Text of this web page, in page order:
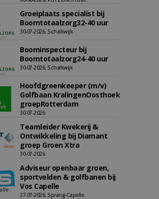
Groeiplaats specialist bij
Boomtotaalzorg32-40 uur
30-07-2026, Schalkwijk
Boominspecteur bij
Boomtotaalzorg24-40 uur
30-07-2026, Schalkwijk
Hoofdgreenkeeper (m/v)
Golfbaan KralingenOosthoek
groepRotterdam
30-07-2026
Teamleider Kwekerij &
Ontwikkeling bij Diamant
groep Groen Xtra
30-07-2026
Adviseur openbaar groen,
sportvelden & golfbanen bij
Vos Capelle
27-07-2026, Sprang-Capelle